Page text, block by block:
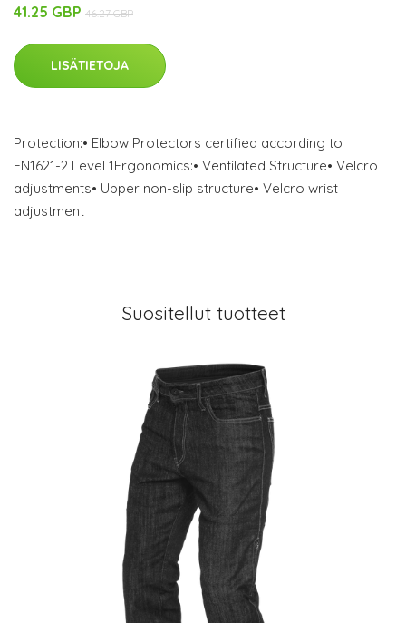
41.25 GBP 46.27 GBP
LISÄTIETOJA
Protection:• Elbow Protectors certified according to
EN1621-2 Level 1Ergonomics:• Ventilated Structure• Velcro
adjustments• Upper non-slip structure• Velcro wrist
adjustment
Suositellut tuotteet